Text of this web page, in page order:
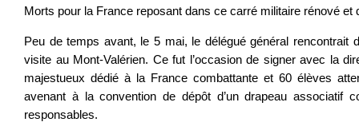
Morts pour la France reposant dans ce carré militaire rénové et
Peu de temps avant, le 5 mai, le délégué général rencontrait
visite au Mont-Valérien. Ce fut l’occasion de signer avec la
majestueux dédié à la France combattante et 60 élèves
avenant à la convention de dépôt d’un drapeau associatif
responsables.